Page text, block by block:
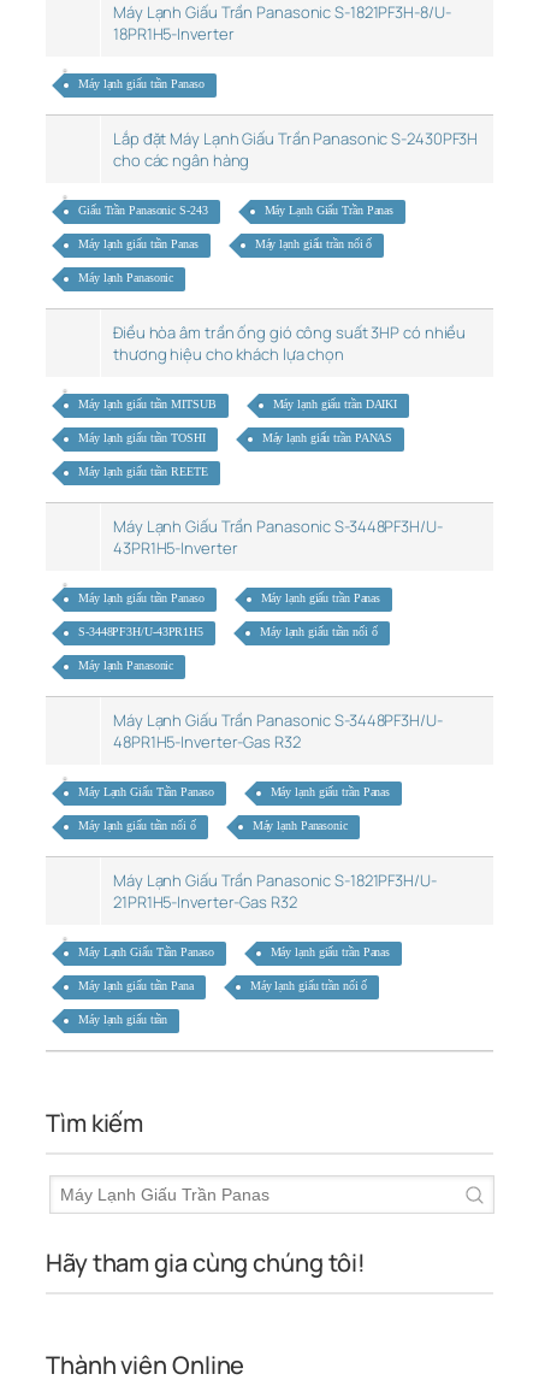
Máy Lạnh Giấu Trần Panasonic S-1821PF3H-8/U-
18PR1H5-Inverter
Máy lạnh giấu trần Panaso
Lắp đặt Máy Lạnh Giấu Trần Panasonic S-2430PF3H
cho các ngân hàng
Giấu Trần Panasonic S-243 Máy Lạnh Giấu Trần Panas
Máy lạnh giấu trần Panas Máy lạnh giấu trần nối ố
Máy lạnh Panasonic
Điều hòa âm trần ống gió công suất 3HP có nhiều
thương hiệu cho khách lựa chọn
Máy lạnh giấu trần MITSUB Máy lạnh giấu trần DAIKI
Máy lạnh giấu trần TOSHI Máy lạnh giấu trần PANAS
Máy lạnh giấu trần REETE
Máy Lạnh Giấu Trần Panasonic S-3448PF3H/U-
43PR1H5-Inverter
Máy lạnh giấu trần Panaso Máy lạnh giấu trần Panas
S-3448PF3H/U-43PR1H5 Máy lạnh giấu trần nối ố
Máy lạnh Panasonic
Máy Lạnh Giấu Trần Panasonic S-3448PF3H/U-
48PR1H5-Inverter-Gas R32
Máy Lạnh Giấu Trần Panaso Máy lạnh giấu trần Panas
Máy lạnh giấu trần nối ố Máy lạnh Panasonic
Máy Lạnh Giấu Trần Panasonic S-1821PF3H/U-
21PR1H5-Inverter-Gas R32
Máy Lạnh Giấu Trần Panaso Máy lạnh giấu trần Panas
Máy lạnh giấu trần Pana Máy lạnh giấu trần nối ố
Máy lạnh giấu trần
Tìm kiếm
Hãy tham gia cùng chúng tôi!
Thành viên Online